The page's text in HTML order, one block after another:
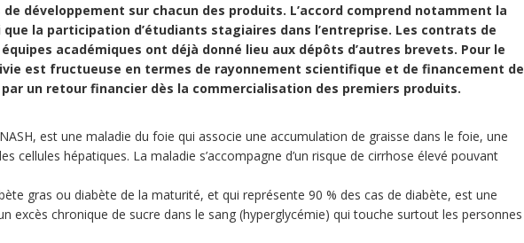
développement sur chacun des produits. L’accord comprend notamment la
la participation d’étudiants stagiaires dans l’entreprise. Les contrats de
académiques ont déjà donné lieu aux dépôts d’autres brevets. Pour le
est fructueuse en termes de rayonnement scientifique et de financement de
un retour financier dès la commercialisation des premiers produits.
est une maladie du foie qui associe une accumulation de graisse dans le foie, une
cellules hépatiques. La maladie s’accompagne d’un risque de cirrhose élevé pouvant
gras ou diabète de la maturité, et qui représente 90 % des cas de diabète, est une
excès chronique de sucre dans le sang (hyperglycémie) qui touche surtout les personnes